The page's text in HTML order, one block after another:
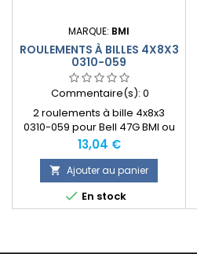
MARQUE: BMI
ROULEMENTS À BILLES 4X8X3
0310-059
Commentaire(s): 0
2 roulements à bille 4x8x3
0310-059 pour Bell 47G BMI ou
Graupner
Prix
13,04 €
 Ajouter au panier
 En stock